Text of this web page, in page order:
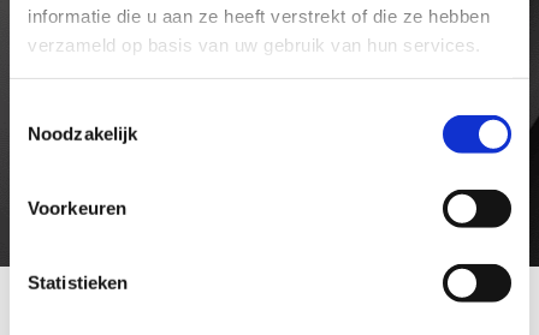
informatie die u aan ze heeft verstrekt of die ze hebben
verzameld op basis van uw gebruik van hun services.
Noodzakelijk
Voorkeuren
Statistieken
Meld je nu aan en profiteer van de
Wees er op tijd bij!
PROFITEREN VAN DE ACTIE